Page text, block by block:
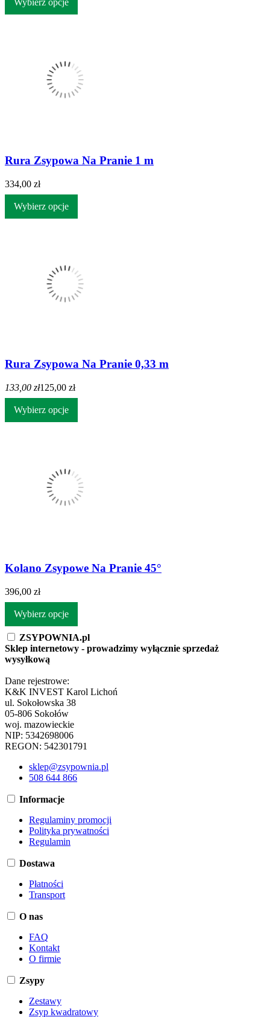
Wybierz opcje
Rura Zsypowa Na Pranie 1 m
334,00 zł
Wybierz opcje
Rura Zsypowa Na Pranie 0,33 m
133,00 zł125,00 zł
Wybierz opcje
Kolano Zsypowe Na Pranie 45°
396,00 zł
Wybierz opcje
ZSYPOWNIA.pl
Sklep internetowy - prowadzimy wyłącznie sprzedaż
wysyłkową
Dane rejestrowe:
K&K INVEST Karol Lichoń
ul. Sokołowska 38
05-806 Sokołów
woj. mazowieckie
NIP: 5342698006
REGON: 542301791
sklep@zsypownia.pl
508 644 866
Informacje
Regulaminy promocji
Polityka prywatności
Regulamin
Dostawa
Płatności
Transport
O nas
FAQ
Kontakt
O firmie
Zsypy
Zestawy
Zsyp kwadratowy